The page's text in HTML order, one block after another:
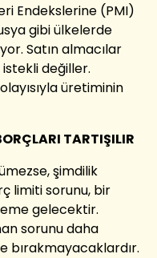
Endekslerine (PMI)
gibi ülkelerde
Satın almacılar
değiller.
üretiminin
TARTIŞILIR
şimdilik
limiti sorunu, bir
gelecektir.
sorunu daha
bırakmayacaklardır.